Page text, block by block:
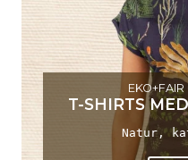
T-SHIRTS
Natur,